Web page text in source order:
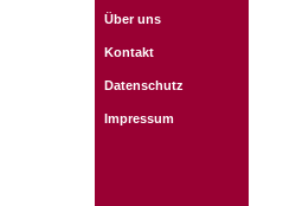
Über uns
Kontakt
Datenschutz
Impressum